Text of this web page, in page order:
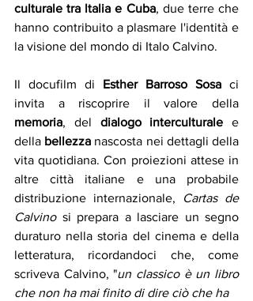
culturale tra ltalia e Cuba, due terre che
hanno contribuito a plasmare l'identità e
la visione del mondo di Italo Calvino.
Il docufilm di Esther Barroso Sosa ci
memoria, del dialogo interculturale e
della bellezza nascosta nei dettagli della
vita quotidiana. Con proiezioni attese in
altre città italiane e una probabile
distribuzione internazionale,
Cartas de
Calvino si prepara a lasciare un segno
duraturo nella storia del cinema e della
letteratura, ricordandoci che, come
scriveva Calvino, "un classico è un libro
che non ha mai finito di dire ciò che ha